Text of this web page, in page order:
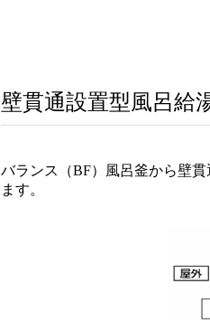
壁貫通設置型風呂給
バランス（BF）風呂釜から壁
ます。